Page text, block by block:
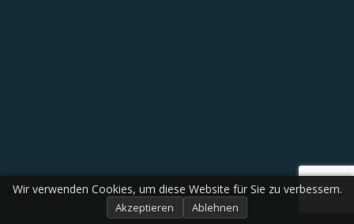
Wir verwenden Cookies, um diese Website für Sie zu verbessern.
Akzeptieren Ablehnen